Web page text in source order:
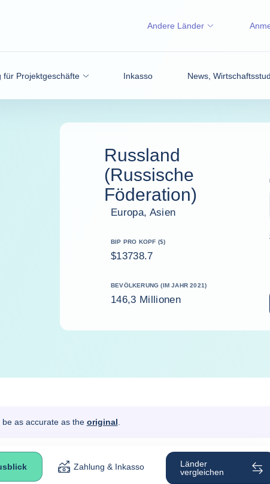
für Projektgeschäfte Inkasso News,
Andere Länder
Russland
(Russische
Föderation)
Europa, Asien
BIP PRO KOPF ($)
$13738.7
BEVÖLKERUNG (IM JAHR 2021)
146,3 Millionen
as accurate as the original
Zahlung & Inkasso
Länder
vergleichen